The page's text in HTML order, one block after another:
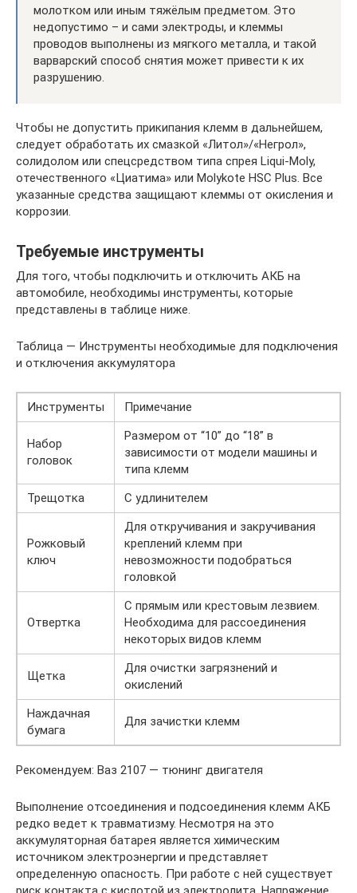
молотком или иным тяжёлым предметом. Это
недопустимо – и сами электроды, и клеммы
проводов выполнены из мягкого металла, и такой
варварский способ снятия может привести к их
разрушению.
Чтобы не допустить прикипания клемм в дальнейшем,
следует обработать их смазкой «Литол»/«Негрол»,
солидолом или спецсредством типа спрея Liqui-Moly,
отечественного «Циатима» или Molykote HSC Plus. Все
указанные средства защищают клеммы от окисления и
коррозии.
Требуемые инструменты
Для того, чтобы подключить и отключить АКБ на
автомобиле, необходимы инструменты, которые
представлены в таблице ниже.
Таблица — Инструменты необходимые для подключения
и отключения аккумулятора
Инструменты Примечание
Набор
головок
Размером от “10” до “18” в
зависимости от модели машины и
типа клемм
Трещотка
С удлинителем
Рожковый
ключ
Для откручивания и закручивания
креплений клемм при
невозможности подобраться
головкой
Отвертка
С прямым или крестовым лезвием.
Необходима для рассоединения
некоторых видов клемм
Щетка
Для очистки загрязнений и
окислений
Наждачная
бумага
Для зачистки клемм
Рекомендуем: Ваз 2107 — тюнинг двигателя
Выполнение отсоединения и подсоединения клемм АКБ
редко ведет к травматизму. Несмотря на это
аккумуляторная батарея является химическим
источником электроэнергии и представляет
определенную опасность. При работе с ней существует